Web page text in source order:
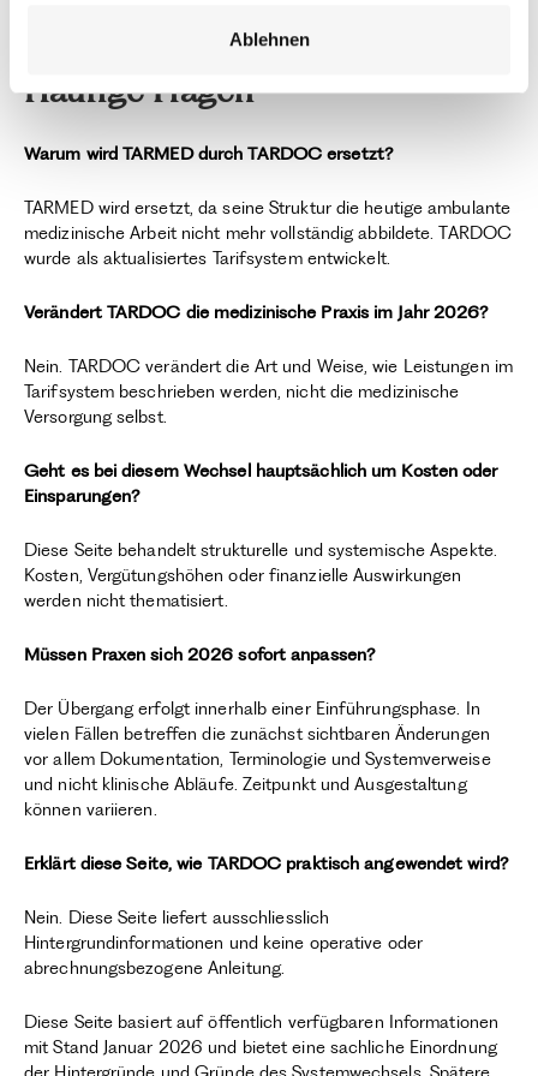
Ablehnen
Häufige Fragen
Warum wird TARMED durch TARDOC ersetzt?
TARMED wird ersetzt, da seine Struktur die heutige ambulante
medizinische Arbeit nicht mehr vollständig abbildete. TARDOC
wurde als aktualisiertes Tarifsystem entwickelt.
Verändert TARDOC die medizinische Praxis im Jahr 2026?
Nein. TARDOC verändert die Art und Weise, wie Leistungen im
Tarifsystem beschrieben werden, nicht die medizinische
Versorgung selbst.
Geht es bei diesem Wechsel hauptsächlich um Kosten oder
Einsparungen?
Diese Seite behandelt strukturelle und systemische Aspekte.
Kosten, Vergütungshöhen oder finanzielle Auswirkungen
werden nicht thematisiert.
Müssen Praxen sich 2026 sofort anpassen?
Der Übergang erfolgt innerhalb einer Einführungsphase. In
vielen Fällen betreffen die zunächst sichtbaren Änderungen
vor allem Dokumentation, Terminologie und Systemverweise
und nicht klinische Abläufe. Zeitpunkt und Ausgestaltung
können variieren.
Erklärt diese Seite, wie TARDOC praktisch angewendet wird?
Nein. Diese Seite liefert ausschliesslich
Hintergrundinformationen und keine operative oder
abrechnungsbezogene Anleitung.
Diese Seite basiert auf öffentlich verfügbaren Informationen
mit Stand Januar 2026 und bietet eine sachliche Einordnung